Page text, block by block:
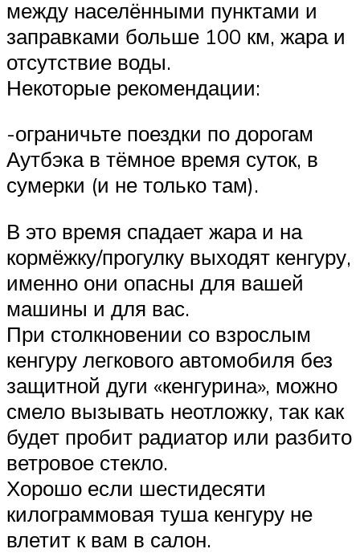
между населёнными пунктами и
заправками больше 100 км, жара и
отсутствие воды.
Некоторые рекомендации:
-ограничьте поездки по дорогам
Аутбэка в тёмное время суток, в
сумерки (и не только там).
В это время спадает жара и на
кормёжку/прогулку выходят кенгуру,
именно они опасны для вашей
машины и для вас.
При столкновении со взрослым
кенгуру легкового автомобиля без
защитной дуги «кенгурина», можно
смело вызывать неотложку, так как
будет пробит радиатор или разбито
ветровое стекло.
Хорошо если шестидесяти
килограммовая туша кенгуру не
влетит к вам в салон.